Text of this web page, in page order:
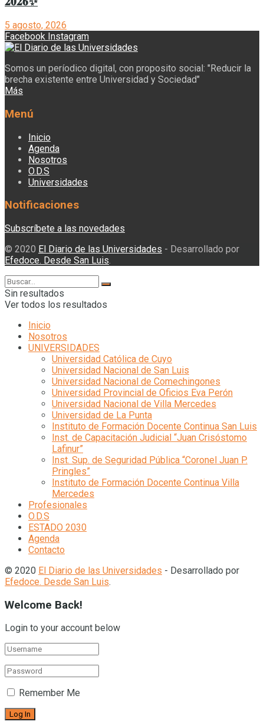
5 agosto, 2026
Facebook Instagram
Somos un períodico digital, con proposito social: "Reducir la
brecha existente entre Universidad y Sociedad"
Más
Menú
Inicio
Agenda
Nosotros
O.D.S
Universidades
Notificaciones
Subscríbete a las novedades
© 2020 El Diario de las Universidades - Desarrollado por
Efedoce. Desde San Luis.
Sin resultados
Ver todos los resultados
Inicio
Nosotros
UNIVERSIDADES
Universidad Católica de Cuyo
Universidad Nacional de San Luis
Universidad Nacional de Comechingones
Universidad Provincial de Oficios Eva Perón
Universidad Nacional de Villa Mercedes
Universidad de La Punta
Instituto de Formación Docente Continua San Luis
Inst. de Capacitación Judicial “Juan Crisóstomo
Lafinur”
Inst. Sup. de Seguridad Pública “Coronel Juan P.
Pringles”
Instituto de Formación Docente Continua Villa
Mercedes
Profesionales
O.D.S
ESTADO 2030
Agenda
Contacto
© 2020 El Diario de las Universidades - Desarrollado por
Efedoce. Desde San Luis.
Welcome Back!
Login to your account below
Remember Me